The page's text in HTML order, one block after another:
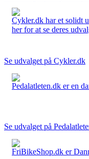
Cykler.dk har et solidt
her for at se deres
Se udvalget på Cykler.dk
Pedalatleten.dk er en
Se udvalget på
FriBikeShop.dk er